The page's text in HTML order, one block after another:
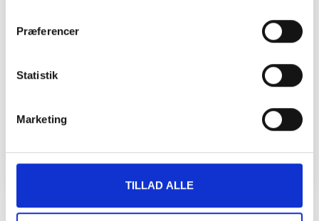
Præferencer
Statistik
Marketing
TILLAD ALLE